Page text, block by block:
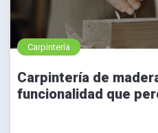
Carpintería
Carpintería de
funcionalidad que